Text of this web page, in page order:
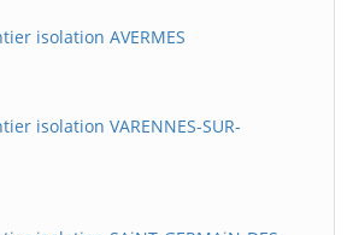
isolation AVERMES
isolation VARENNES-SUR-